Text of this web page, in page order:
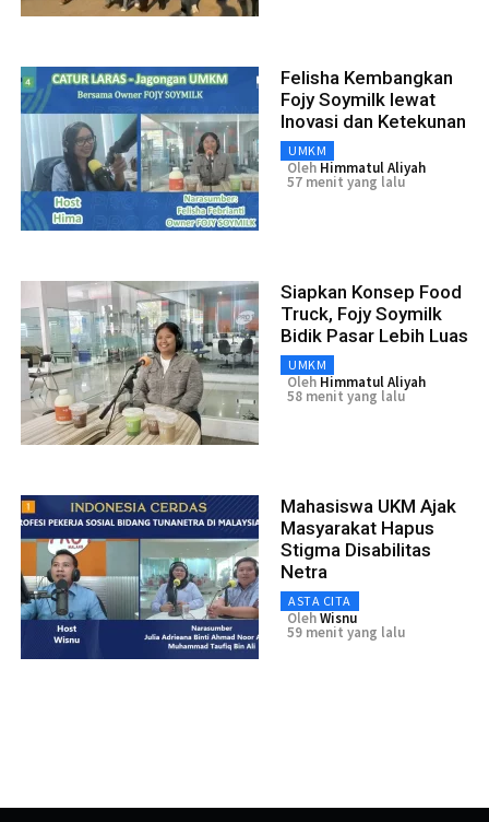
Felisha Kembangkan
Fojy Soymilk lewat
Inovasi dan Ketekunan
UMKM
Oleh Himmatul Aliyah
57 menit yang lalu
Siapkan Konsep Food
Truck, Fojy Soymilk
Bidik Pasar Lebih Luas
UMKM
Oleh Himmatul Aliyah
58 menit yang lalu
Mahasiswa UKM Ajak
Masyarakat Hapus
Stigma Disabilitas
Netra
ASTA CITA
OlehWisnu
59 menit yang lalu